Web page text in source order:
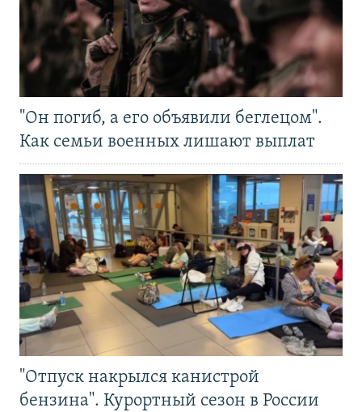
"Он погиб, а его объявили беглецом".
Как семьи военных лишают выплат
"Отпуск накрылся канистрой
бензина". Курортный сезон в России